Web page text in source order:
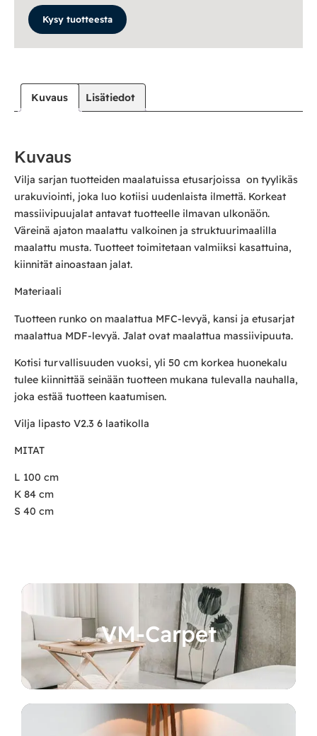
Kysy tuotteesta
Kuvaus Lisätiedot
Kuvaus
Vilja sarjan tuotteiden maalatuissa etusarjoissa on tyylikäs
urakuviointi, joka luo kotiisi uudenlaista ilmettä. Korkeat
massiivipuujalat antavat tuotteelle ilmavan ulkonäön.
Väreinä ajaton maalattu valkoinen ja struktuurimaalilla
maalattu musta. Tuotteet toimitetaan valmiiksi kasattuina,
kiinnität ainoastaan jalat.
Materiaali
Tuotteen runko on maalattua MFC-levyä, kansi ja etusarjat
maalattua MDF-levyä. Jalat ovat maalattua massiivipuuta.
Kotisi turvallisuuden vuoksi, yli 50 cm korkea huonekalu
tulee kiinnittää seinään tuotteen mukana tulevalla nauhalla,
joka estää tuotteen kaatumisen.
Vilja lipasto V2.3 6 laatikolla
MITAT
L 100 cm
K 84 cm
S 40 cm
VM-Carpet